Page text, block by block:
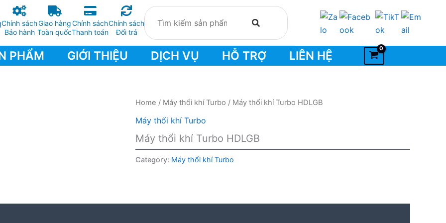
Chính sách
Bảo hành
Giao hàng
Toàn quốc
Chính sách
Thanh toán
Chính sách
Đổi trả
PHẨM GIỚI THIỆU DỊCH VỤ HỖ TRỢ LIÊN HỆ
Home / Máy thổi khí Turbo / Máy thổi khí Turbo HDLGB
Máy thổi khí Turbo
Máy thổi khí Turbo HDLGB
Category: Máy thổi khí Turbo